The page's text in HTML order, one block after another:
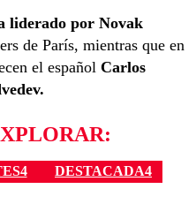
liderado por Novak
de París, mientras que en
el español Carlos
DESTACADA4